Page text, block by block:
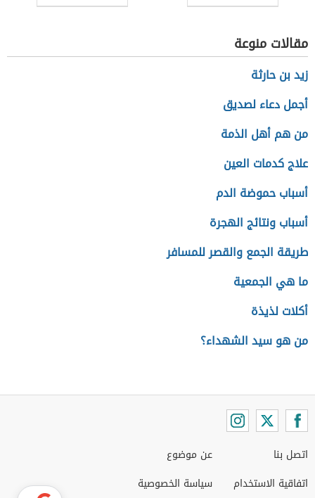
بالنسبة للإدارة
التسويقي
مقالات منوعة
زيد بن حارثة
أجمل دعاء لصديق
من هم أهل الذمة
علاج كدمات العين
أسباب حموضة الدم
أسباب ونتائج الهجرة
طريقة الجمع والقصر للمسافر
ما هي الجمعية
أكلات لذيذة
من هو سيد الشهداء؟
اتصل بنا
اتفاقية الاستخدام
عن موضوع
سياسة الخصوصية